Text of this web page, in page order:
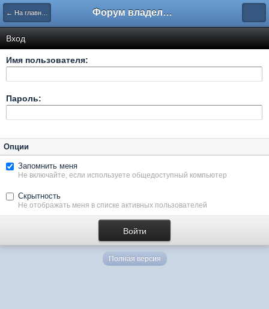
← На главную Форум владельцев интернет-магазинов
Вход
Имя пользователя:
Пароль:
Опции
Запомнить меня
Не включайте, если используете общедоступный компьютер
Скрытность
Не отображать меня в списке активных пользователей
Полная версия